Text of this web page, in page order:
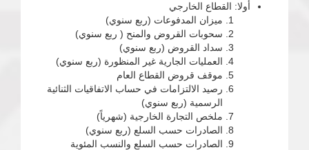
أولا: القطاع الخارجي
ميزان المدفوعات (ربع سنوي)
سحوبات القروض والمنح ( ربع سنوي)
سداد القروض (ربع سنوي)
العمليات الجارية غير المنظورة (ربع سنوي)
موقف قروض القطاع العام
رصيد الالتزامات في حساب الاتفاقيات الثنائية
الرسمية (ربع سنوي)
ملخص التجارة الخارجية (شهرياً)
الصادرات حسب السلع (ربع سنوي)
الصادرات حسب السلع والنسب المئوية